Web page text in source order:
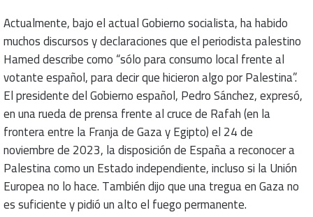
Actualmente, bajo el actual Gobierno socialista, ha habido
muchos discursos y declaraciones que el periodista palestino
Hamed describe como “sólo para consumo local frente al
votante español, para decir que hicieron algo por Palestina”.
El presidente del Gobierno español, Pedro Sánchez, expresó,
en una rueda de prensa frente al cruce de Rafah (en la
frontera entre la Franja de Gaza y Egipto) el 24 de
noviembre de 2023, la disposición de España a reconocer a
Palestina como un Estado independiente, incluso si la Unión
Europea no lo hace. También dijo que una tregua en Gaza no
es suficiente y pidió un alto el fuego permanente.